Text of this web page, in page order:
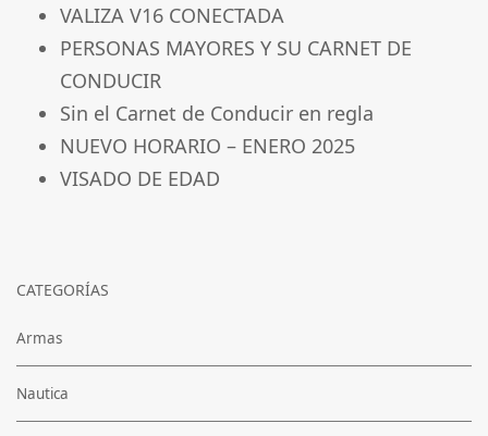
VALIZA V16 CONECTADA
PERSONAS MAYORES Y SU CARNET DE
CONDUCIR
Sin el Carnet de Conducir en regla
NUEVO HORARIO – ENERO 2025
VISADO DE EDAD
CATEGORÍAS
Armas
Nautica